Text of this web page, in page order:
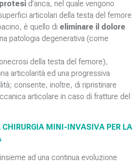
d’anca, nel quale vengono
articolari della testa del femore
è quello di eliminare il dolore
patologia degenerativa (come
della testa del femore),
articolarità ed una progressiva
consente, inoltre, di ripristinare
articolare in caso di fratture del
CHIRURGIA MINI-INVASIVA PER LA
ad una continua evoluzione